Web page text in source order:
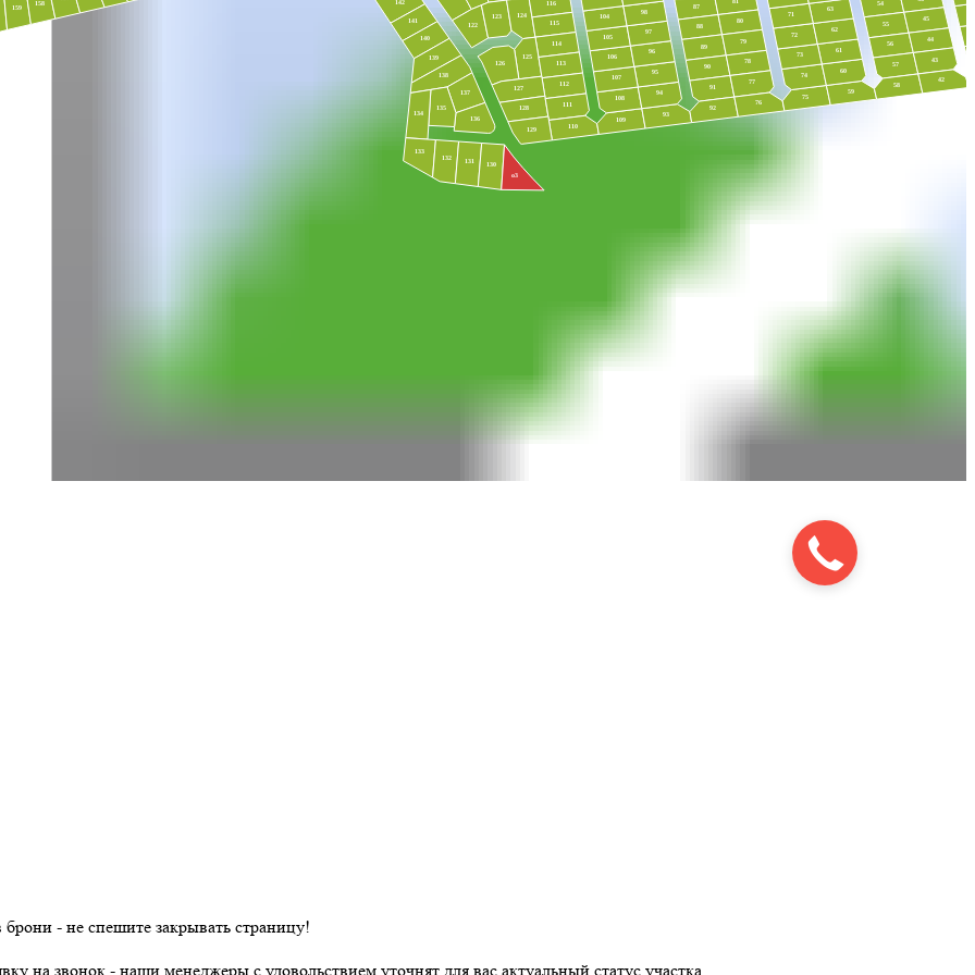
159
158 142
141
140
139
138
137
136
135
134
133
132
131
130
о3
122
123 124
116
115
114
125
126
113
112
127
128 111
110
129
109
93
108
94
95
107
106
96
105
97
104
98
87
88
80
89
79
90
78
91
77
92
76
75
59
74
60
61
73
72
62
63
71
54
55
45
56
44
57
43
58
42
- не спешите закрывать страницу!
на звонок - наши менеджеры с удовольствием уточнят для вас актуальный статус участка.